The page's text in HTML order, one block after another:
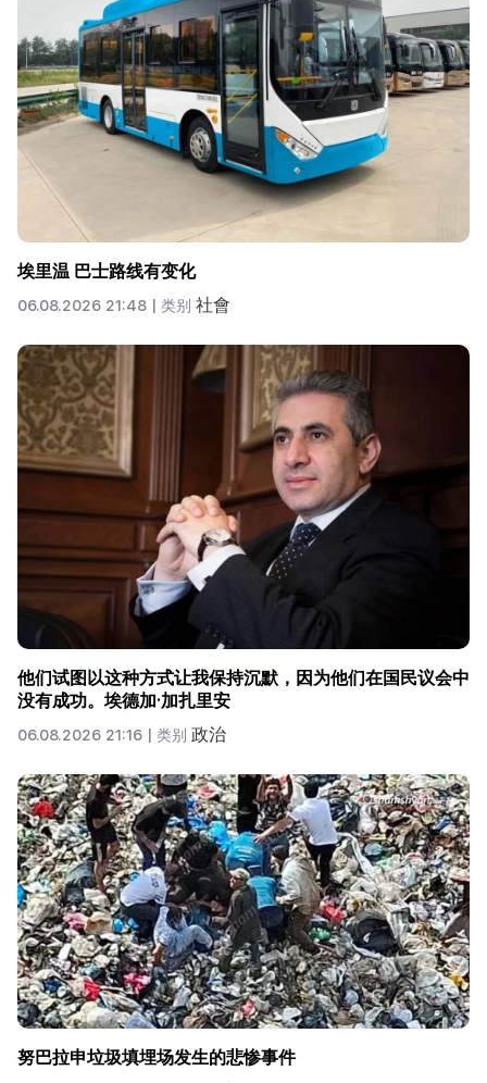
埃里温 巴士路线有变化
06.08.2026 21:48 | 类别 社會
他们试图以这种方式让我保持沉默，因为他们在国民议会中
没有成功。埃德加·加扎里安
06.08.2026 21:16 | 类别 政治
努巴拉申垃圾填埋场发生的悲惨事件